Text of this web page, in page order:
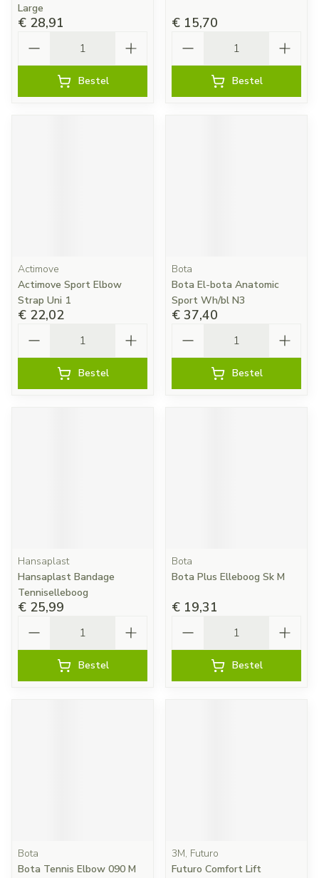
Large
€ 28,91
Bestel
€ 15,70
Bestel
Actimove
Actimove Sport Elbow
Strap Uni 1
€ 22,02
Bestel
Bota
Bota El-bota Anatomic
Sport Wh/bl N3
€ 37,40
Bestel
Hansaplast
Hansaplast Bandage
Tenniselleboog
€ 25,99
Bestel
Bota
Bota Plus Elleboog Sk M
€ 19,31
Bestel
Bota
Bota Tennis Elbow 090 M
3M, Futuro
Futuro Comfort Lift